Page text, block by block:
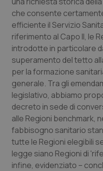
Salute orale &
Sangue &
Tiroide
Tumore al seno
Tumore ovarico
Tumori del
Tumori
che consente
efficiente il Servizio
riferimento al Capo II, le
introdotte in particolare
superamento del tetto
per la formazione
generale. Tra gli
legislativo, abbiamo
decreto in sede di
alle Regioni benchmark,
fabbisogno sanitario
tutte le Regioni elegibili
legge siano Regioni di
infine, evidenziato –